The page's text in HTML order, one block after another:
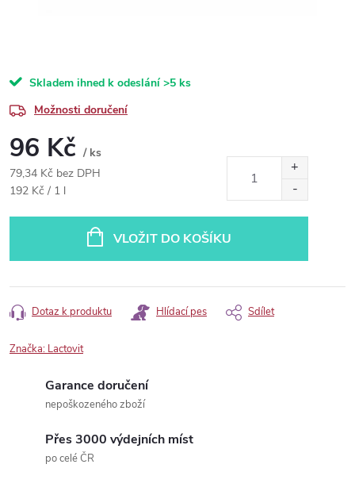
Skladem ihned k odeslání >5 ks
Možnosti doručení
96 Kč / ks
79,34 Kč bez DPH
Měrná
192 Kč / 1 l
VLOŽIT DO KOŠÍKU
Dotaz k produktu Hlídací pes Sdílet
Značka: Lactovit
Garance doručení
nepoškozeného zboží
Přes 3000 výdejních míst
po celé ČR